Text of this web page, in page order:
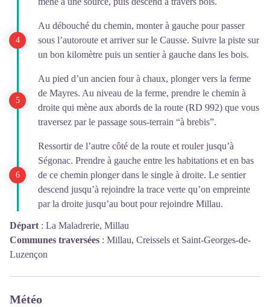
Au débouché du chemin, monter à gauche pour passer
sous l’autoroute et arriver sur le Causse. Suivre la piste sur
un bon kilomètre puis un sentier à gauche dans les bois.
Au pied d’un ancien four à chaux, plonger vers la ferme
de Mayres. Au niveau de la ferme, prendre le chemin à
droite qui mène aux abords de la route (RD 992) que vous
traversez par le passage sous-terrain “à brebis”.
Ressortir de l’autre côté de la route et rouler jusqu’à
Ségonac. Prendre à gauche entre les habitations et en bas
de ce chemin plonger dans le single à droite. Le sentier
descend jusqu’à rejoindre la trace verte qu’on empreinte
par la droite jusqu’au bout pour rejoindre Millau.
Départ : La Maladrerie, Millau
Communes traversées : Millau, Creissels et Saint-Georges-de-
Luzençon
Météo